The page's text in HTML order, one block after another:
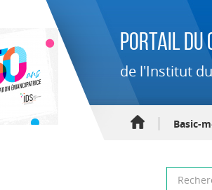
Portail du
de l'Institut
Basic-